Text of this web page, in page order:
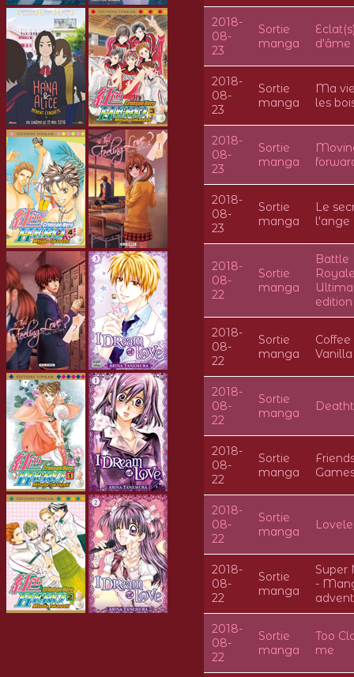
2018-
08-
23
Sortie
manga
d'âme
2018-
08-
23
Sortie
manga
Ma
les
2018-
08-
23
Sortie
manga
2018-
08-
23
Sortie
manga
Le
l'ange
2018-
08-
22
Sortie
manga
Battle
edition
2018-
08-
22
Sortie
manga
Coffee
Vanilla
2018-
08-
22
Sortie
manga
2018-
08-
22
Sortie
manga
2018-
08-
22
Sortie
manga
2018-
08-
22
Sortie
manga
Super
-
2018-
08-
22
Sortie
manga
Too
me